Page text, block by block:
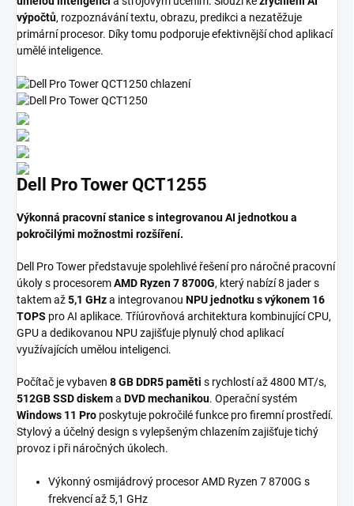
výpočtů, rozpoznávání textu, obrazu, predikci a nezatěžuje
primární procesor. Díky tomu podporuje efektivnější chod aplikací
umělé inteligence.
Dell Pro Tower QCT1255
Výkonná pracovní stanice s integrovanou AI jednotkou a
pokročilými možnostmi rozšíření.
Dell Pro Tower představuje spolehlivé řešení pro náročné pracovní
úkoly s procesoremAMD Ryzen 7 8700G, který nabízí 8 jader s
taktem až5,1 GHza integrovanou NPU jednotku s výkonem 16
TOPS pro AI aplikace. Tříúrovňová architektura kombinující CPU,
GPU a dedikovanou NPU zajišťuje plynulý chod aplikací
využívajících umělou inteligenci.
Počítač je vybaven 8 GB DDR5 paměti s rychlostí až 4800 MT/s,
512GB SSD diskema DVD mechanikou. Operační systém
Windows 11 Pro poskytuje pokročilé funkce pro firemní prostředí.
Stylový a účelný design s vylepšeným chlazením zajišťuje tichý
provoz i při náročných úkolech.
Výkonný osmijádrový procesor AMD Ryzen 7 8700G s
frekvencí až 5,1 GHz